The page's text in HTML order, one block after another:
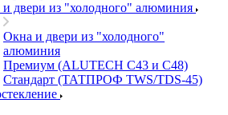
двери из "холодного" алюминия
Окна и двери из "холодного"
алюминия
Премиум (ALUTECH C43 и C48)
Стандарт (ТАТПРОФ TWS/TDS-45)